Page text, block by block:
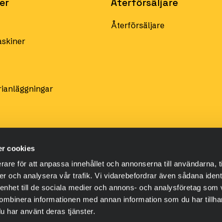
cookies
för att anpassa innehållet och annonserna till användarna,
och analysera vår trafik. Vi vidarebefordrar även sådana
till de sociala medier och annons- och analysföretag som
informationen med annan information som du har
har använt deras tjänster.
in innehållet i sprutan i servostyrningsförstärkaren, sätt
Kör omedelbart bilen i minst 10 minuter på en så
ena ytterläget till det andra).
Återförsäljare